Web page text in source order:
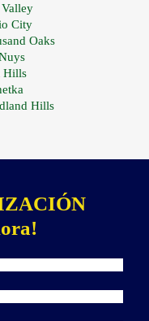
City
Oaks
Hills
Hills